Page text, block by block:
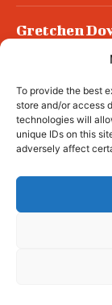
To provide the best
store and/or access
technologies will
unique IDs on this
adversely affect
Gretchen
Podlech, il
all’ergastolo
Era
©